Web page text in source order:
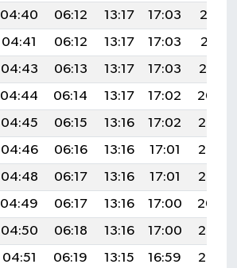
04:40 06:12 13:17 17:03
20:13
04:41 06:12 13:17 17:03
20:11
04:43 06:13 13:17 17:03
20:10
04:44 06:14 13:17 17:02
20:09
04:45 06:15 13:16 17:02
20:08
04:46 06:16 13:16 17:01
20:07
04:48 06:17 13:16 17:01
20:05
04:49 06:17 13:16 17:00
20:04
04:50 06:18 13:16 17:00
20:03
04:51 06:19 13:15 16:59
20:02